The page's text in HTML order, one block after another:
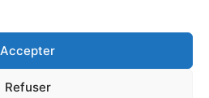
Accepter
Refuser